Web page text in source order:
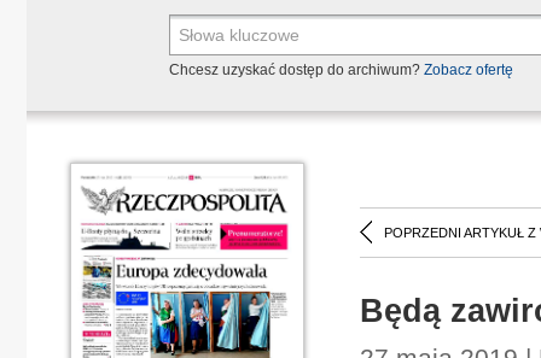
Chcesz uzyskać dostęp do archiwum? Zobacz ofertę
POPRZEDNI ARTYKUŁ Z
Będą